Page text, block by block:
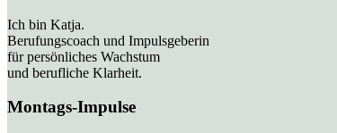
Ich bin Katja.
Berufungscoach und Impulsgeberin
für persönliches Wachstum
und berufliche Klarheit.
Montags-Impulse